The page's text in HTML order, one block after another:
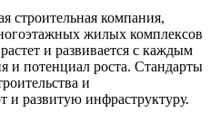
строительная компания,
жилых комплексов
и развивается с каждым
и потенциал роста. Стандарты
и
и развитую инфраструктуру.